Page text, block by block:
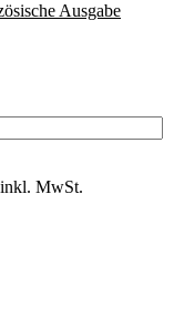
Ausgabe
MwSt.